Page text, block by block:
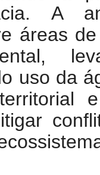
A
áreas
uso da